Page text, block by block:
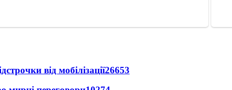
від мобілізації26653